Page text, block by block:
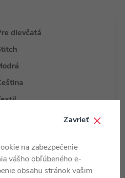
dievčatá
rokov
Zavrieť
na zabezpečenie
vášho obľúbeného e-
obsahu stránok vašim